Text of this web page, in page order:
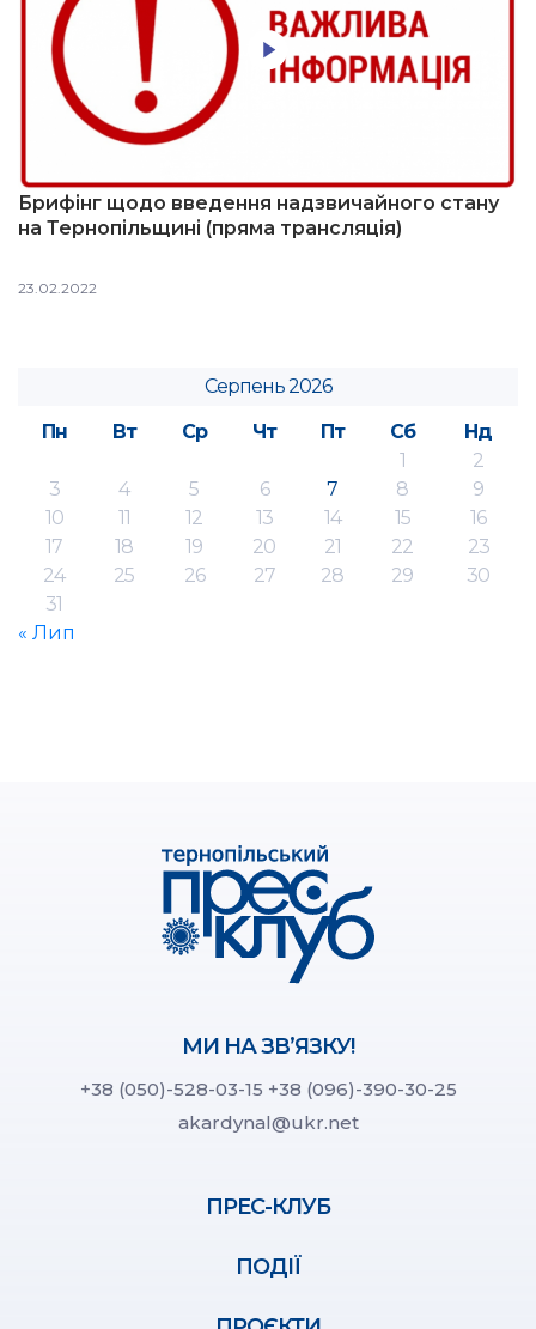
Брифінг щодо введення надзвичайного стану
на Тернопільщині (пряма трансляція)
23.02.2022
Серпень 2026
Пн
Вт Ср Чт Пт Сб
Нд
1
2
3
4 5 6 7 8
9
10
11 12 13 14 15
16
17
18 19 20 21 22
23
24
25 26 27 28 29
30
31
« Лип
МИ НА ЗВ’ЯЗКУ!
+38 (050)-528-03-15 +38 (096)-390-30-25
akardynal@ukr.net
ПРЕС-КЛУБ
ПОДІЇ